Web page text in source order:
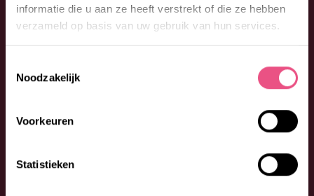
informatie die u aan ze heeft verstrekt of die ze hebben
verzameld op basis van uw gebruik van hun services.
Noodzakelijk
Voorkeuren
Statistieken